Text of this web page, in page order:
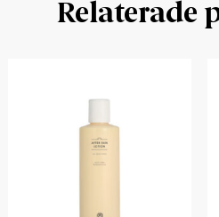
Relaterade